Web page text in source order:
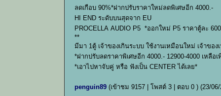
ลดเกือบ 90%*ฝากปรับราคาใหม่ลดพิเศษอีก 4000.-
HI END ระดับบนสุดจาก EU
PROCELLA AUDIO P5 *ออกใหม่ P5 ราคาตู้ละ
**
มีมา 1ตู้ เจ้าของเกินระบบ ใช้งานเหมือนใหม่ เจ้าขอ
*ฝากปรับลดราคาพิเศษอีก 4000.- 12900-4000 เหลือเ
*เอาไปหาจับคู่ หรือ ฟังเป็น CENTER ได้เลย*
penguin89 (เข้าชม 9157 | โพสต์ 3 | ตอบ 0 ) (23/